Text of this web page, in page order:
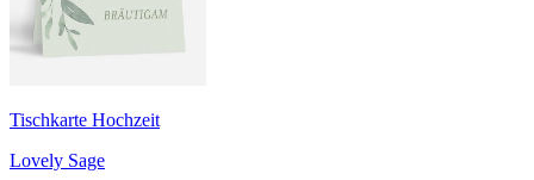
Tischkarte Hochzeit
Lovely Sage